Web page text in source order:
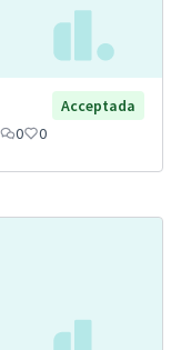
Acceptada
0 0